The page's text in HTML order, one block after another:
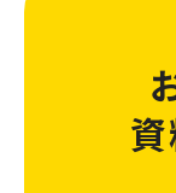
見通しの良
室ブースな
ロッカース
多な部分は